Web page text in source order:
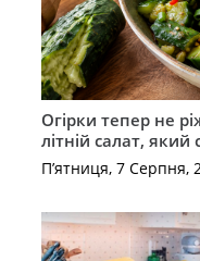
Огірки тепер не
літній салат,
П’ятниця, 7 Серпня,